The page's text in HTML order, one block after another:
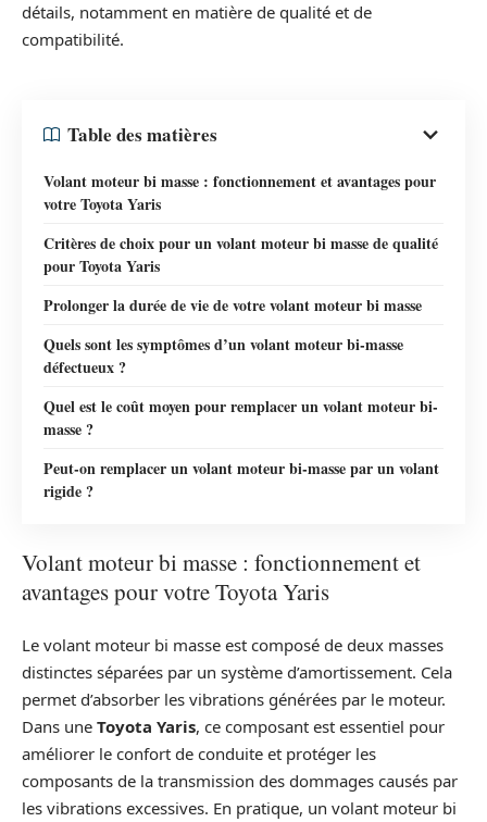
détails, notamment en matière de qualité et de
compatibilité.
Table des matières
Volant moteur bi masse : fonctionnement et avantages pour
votre Toyota Yaris
Critères de choix pour un volant moteur bi masse de qualité
pour Toyota Yaris
Prolonger la durée de vie de votre volant moteur bi masse
Quels sont les symptômes d’un volant moteur bi-masse
défectueux ?
Quel est le coût moyen pour remplacer un volant moteur bi-
masse ?
Peut-on remplacer un volant moteur bi-masse par un volant
rigide ?
Volant moteur bi masse : fonctionnement et
avantages pour votre Toyota Yaris
Le volant moteur bi masse est composé de deux masses
distinctes séparées par un système d’amortissement. Cela
permet d’absorber les vibrations générées par le moteur.
Dans une Toyota Yaris, ce composant est essentiel pour
améliorer le confort de conduite et protéger les
composants de la transmission des dommages causés par
les vibrations excessives. En pratique, un volant moteur bi